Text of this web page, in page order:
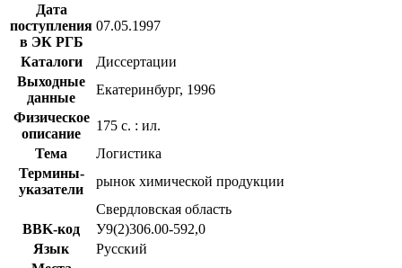
Дата
поступления
в ЭК РГБ
07.05.1997
Каталоги
Диссертации
Выходные
данные
Екатеринбург, 1996
Физическое
описание
175 с. : ил.
Тема
Логистика
Термины-
указатели
рынок химической продукции
Свердловская область
BBK-код
У9(2)306.00-592,0
Язык
Русский